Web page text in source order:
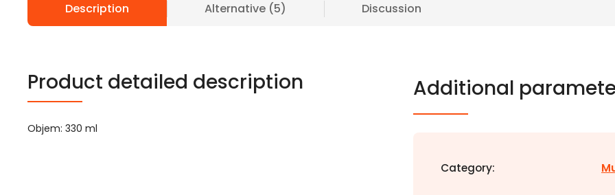
Description Alternative (5) Discussion
Product detailed description
Objem: 330 ml
Additional
Category: